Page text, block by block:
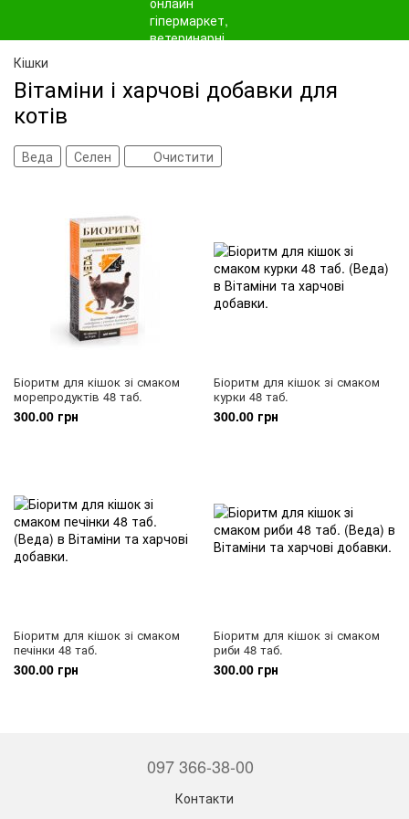
Кішки
Вітаміни і харчові добавки для
котів
Веда Селен Очистити
Біоритм для кішок зі смаком
морепродуктів 48 таб.
300.00 грн
Біоритм для кішок зі смаком
курки 48 таб.
300.00 грн
Біоритм для кішок зі смаком
печінки 48 таб.
300.00 грн
Біоритм для кішок зі смаком
риби 48 таб.
300.00 грн
097 366-38-00
Контакти